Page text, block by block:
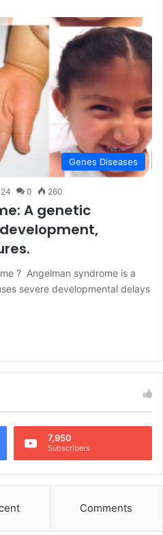
Genes Diseases
0 260
A genetic
? Angelman syndrome is a
severe developmental delays
7,950
Subscribers
Comments